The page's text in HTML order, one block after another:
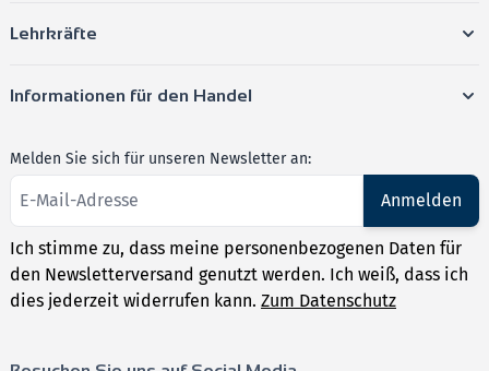
Lehrkräfte
Informationen für den Handel
Melden Sie sich für unseren Newsletter an:
Anmelden
Ich stimme zu, dass meine personenbezogenen Daten für
den Newsletterversand genutzt werden. Ich weiß, dass ich
dies jederzeit widerrufen kann. Zum Datenschutz